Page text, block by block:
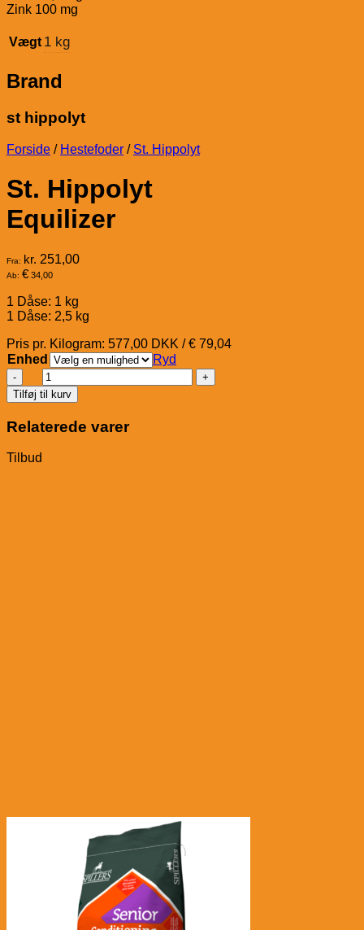
Zink 100 mg
Vægt 1 kg
Brand
st hippolyt
Forside / Hestefoder / St. Hippolyt
St. Hippolyt
Equilizer
Fra: kr. 251,00
Ab: € 34,00
1 Dåse: 1 kg
1 Dåse: 2,5 kg
Pris pr. Kilogram: 577,00 DKK / € 79,04
Enhed
Ryd
Hippolyt
Equilizer
antal
Tilføj til kurv
Relaterede varer
Tilbud